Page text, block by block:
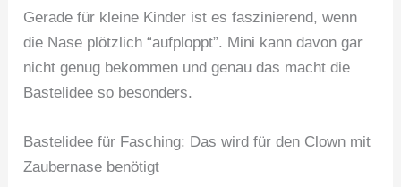
Gerade für kleine Kinder ist es faszinierend, wenn
die Nase plötzlich “aufploppt”. Mini kann davon gar
nicht genug bekommen und genau das macht die
Bastelidee so besonders.
Bastelidee für Fasching: Das wird für den Clown mit
Zaubernase benötigt